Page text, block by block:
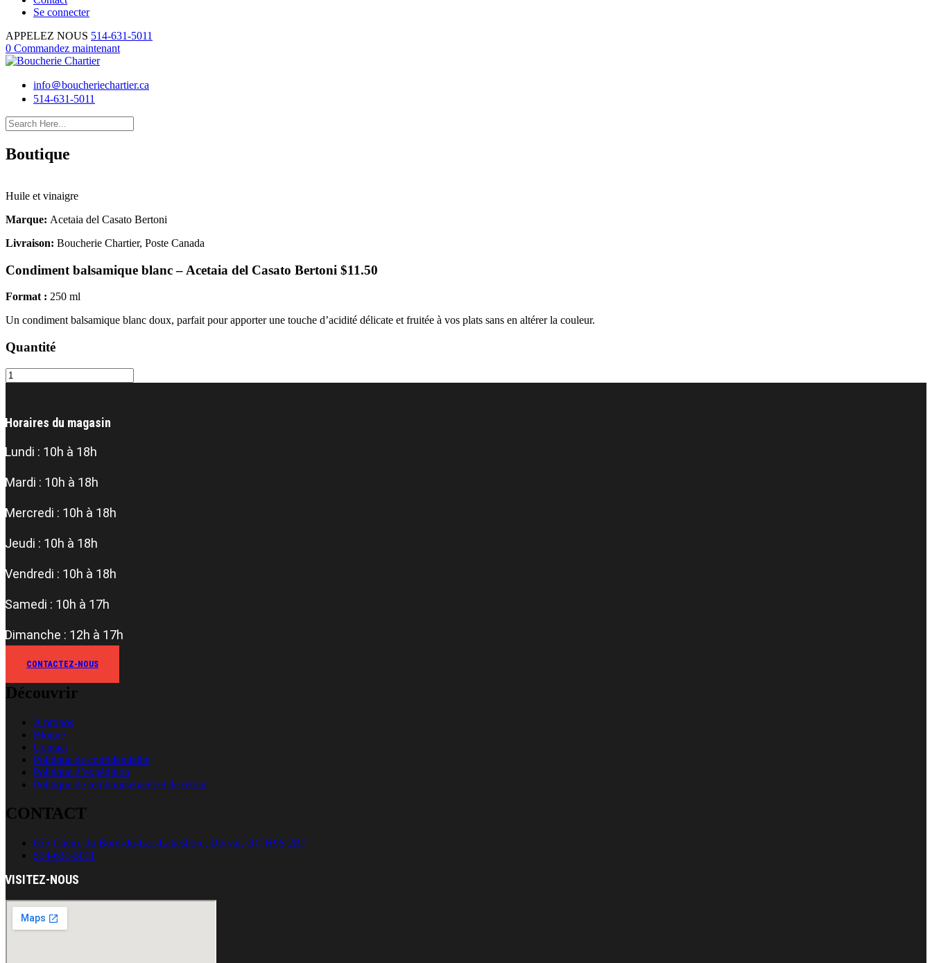
Se connecter
APPELEZ NOUS 514-631-5011
0 Commandez maintenant
info＠boucheriechartier.ca
514-631-5011
Boutique
Huile et vinaigre
Marque: Acetaia del Casato Bertoni
Livraison: Boucherie Chartier, Poste Canada
Condiment balsamique blanc – Acetaia del Casato Bertoni $11.50
Format : 250 ml
Un condiment balsamique blanc doux, parfait pour apporter une touche d’acidité délicate et fruitée à vos plats sans en altérer la couleur.
Quantité
Condiment
balsamique
Acetaia
Casato
Horaires du magasin
Lundi : 10h à 18h
Mardi : 10h à 18h
Mercredi : 10h à 18h
Jeudi : 10h à 18h
Vendredi : 10h à 18h
Samedi : 10h à 17h
Dimanche : 12h à 17h
CONTACTEZ-NOUS
Découvrir
A propos
Blogue
Contact
Politique de confidentialité
Politique d’expédition
Politique de remboursement et de retour
CONTACT
655 Chem. du Bord-du-Lac-Lakeshore, Dorval, QC H9S 2B7
514-631-5011
VISITEZ-NOUS